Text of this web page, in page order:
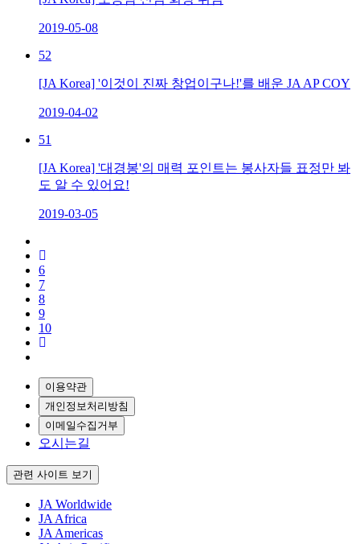
2019-05-08
52
[JA Korea] '이것이 진짜 창업이구나!'를 배운 JA AP COY
2019-04-02
51
[JA Korea] '대경봉'의 매력 포인트는 봉사자들 표정만 봐
도 알 수 있어요!
2019-03-05
6
7
8
9
10
이용약관
개인정보처리방침
이메일수집거부
오시는길
관련 사이트 보기
JA Worldwide
JA Africa
JA Americas